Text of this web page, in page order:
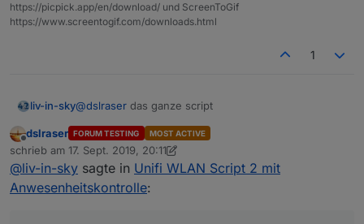
https://picpick.app/en/download/ und ScreenToGif
https://www.screentogif.com/downloads.html
1
liv-in-sky@dslraser das ganze script
ganzes-script-mit problemWLAN.txt
Offline
dslraser FORUM TESTING MOST ACTIVE
schrieb am 17. Sept. 2019, 20:11
zuletzt editiert von dslraser
@liv-in-sky sagte in Unifi WLAN Script 2 mit
Anwesenheitskontrolle: